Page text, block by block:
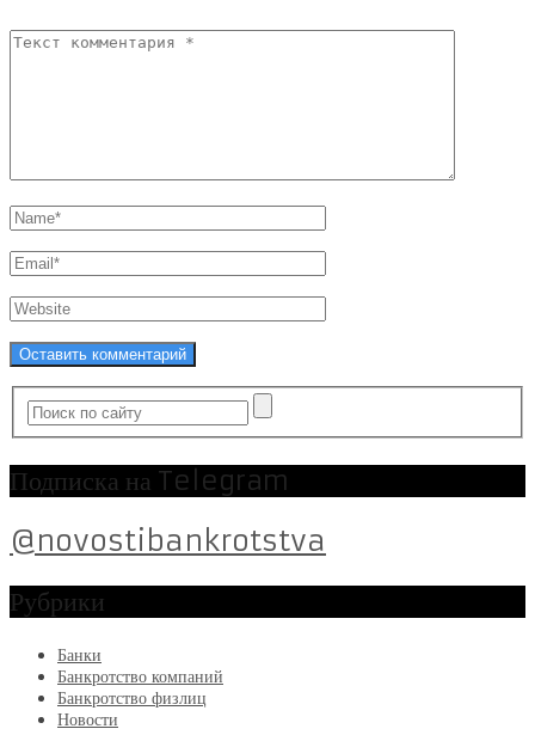
Подписка на Telegram
@novostibankrotstva
Рубрики
Банки
Банкротство компаний
Банкротство физлиц
Новости